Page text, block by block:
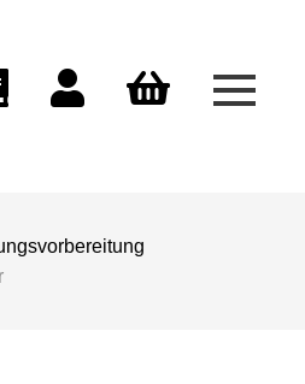
Menü